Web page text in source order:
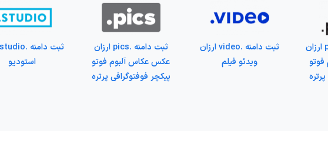
ثبت دامنه .photos ارزان
ثبت دامنه .video ارزان
ویدئو فیلم
ثبت دامنه .pics ارزان
عکس عکاس آلبوم فوتو
پیکچر فوفتوگرافی پرتره
استودیو